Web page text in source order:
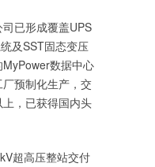
已形成覆盖UPS
及SST固态变压
数据中心
预制化生产，交
，已获得国内头
超高压整站交付